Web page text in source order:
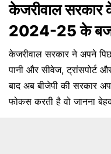
केजरीवाल
2024-25 के बजट
केजरीवाल सरकार ने अपने
पानी और सीवेज, ट्रांसपोर्ट
बाद अब बीजेपी की सरकार
फोकस करती है वो जानना